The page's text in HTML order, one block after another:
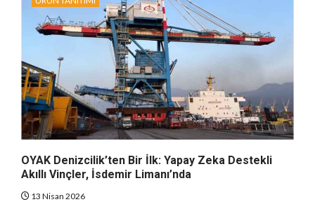
OYAK Denizcilik’ten Bir İlk: Yapay Zeka Destekli
Akıllı Vinçler, İsdemir Limanı’nda
13 Nisan 2026